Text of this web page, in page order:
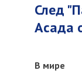
След
Асада
В мире